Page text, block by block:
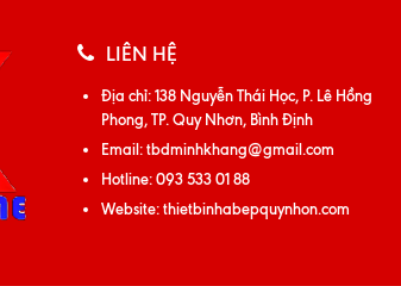
LIÊN HỆ
Địa chỉ:138 Nguyễn Thái Học, P. Lê Hồng
Phong, TP. Quy Nhơn, Bình Định
Email:tbdminhkhang@gmail.com
Hotline:093 533 01 88
Website:thietbinhabepquynhon.com